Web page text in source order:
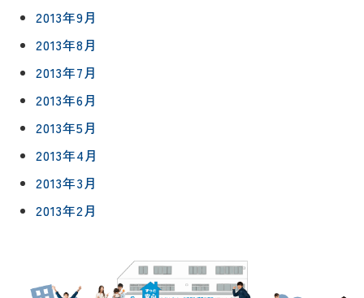
2013年9月
2013年8月
2013年7月
2013年6月
2013年5月
2013年4月
2013年3月
2013年2月